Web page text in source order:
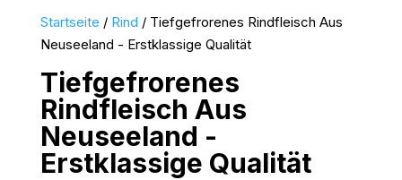
Startseite / Rind / Tiefgefrorenes Rindfleisch Aus
Neuseeland - Erstklassige Qualität
Tiefgefrorenes
Rindfleisch Aus
Neuseeland -
Erstklassige Qualität